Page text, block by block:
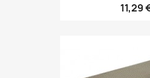
11,29